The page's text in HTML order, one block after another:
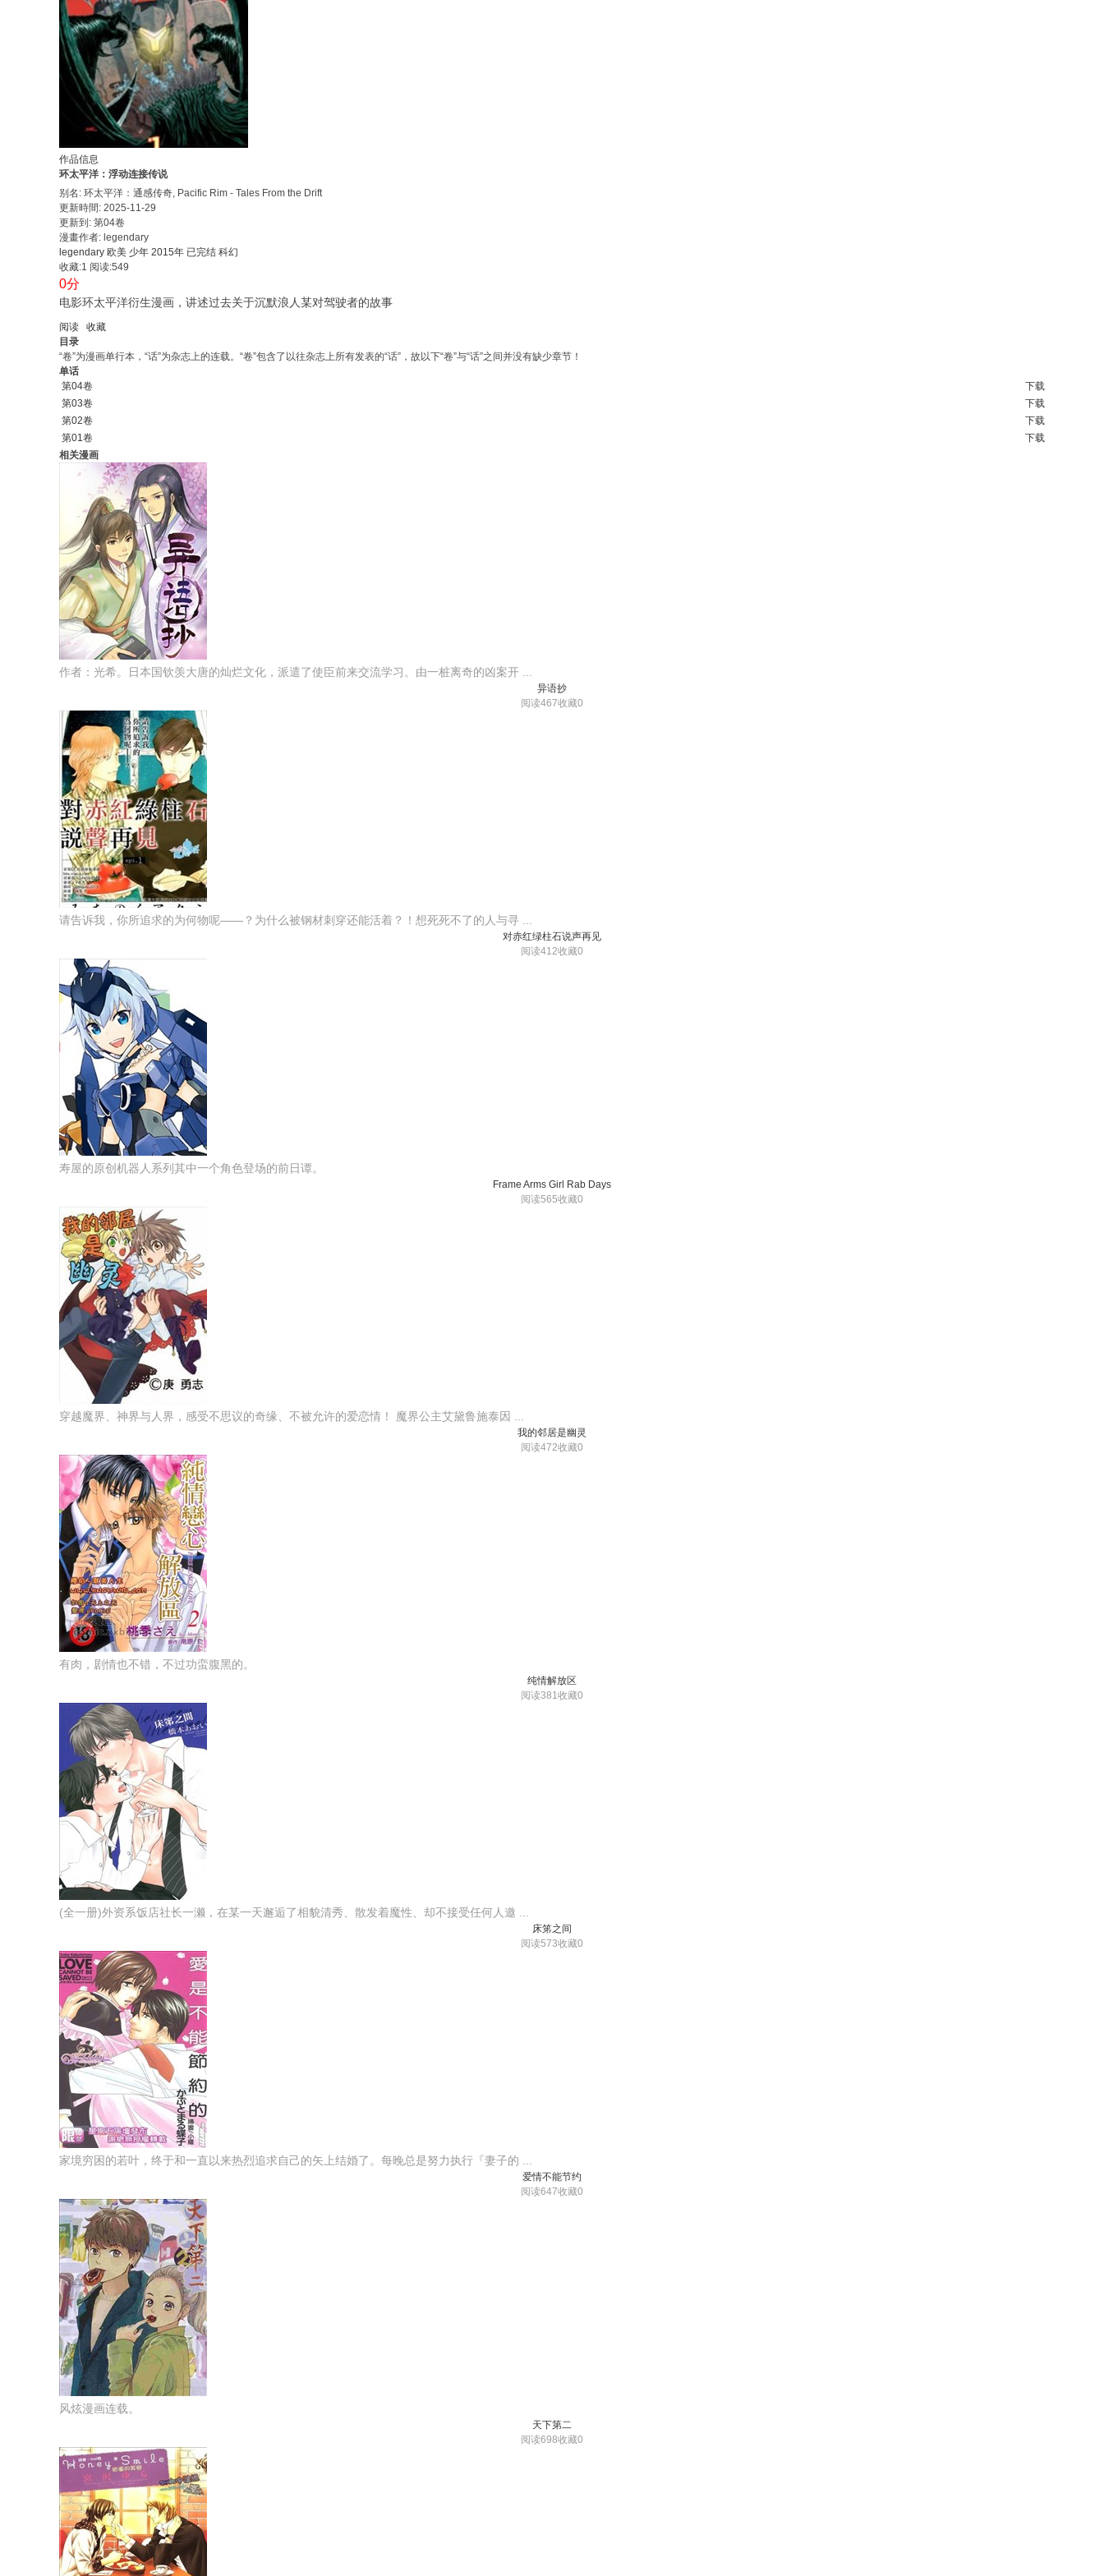
作品信息
环太平洋：浮动连接传说
别名: 环太平洋：通感传奇, Pacific Rim - Tales From the Drift
更新時間: 2025-11-29
更新到: 第04卷
漫畫作者: legendary
legendary 欧美 少年 2015年 已完结 科幻
收藏:1 阅读:549
0分
电影环太平洋衍生漫画，讲述过去关于沉默浪人某对驾驶者的故事
阅读
收藏
目录
“卷”为漫画单行本，“话”为杂志上的连载。“卷”包含了以往杂志上所有发表的“话”，故以下“卷”与“话”之间并没有缺少章节！
单话
第04卷
下载
第03卷
下载
第02卷
下载
第01卷
下载
相关漫画
作者：光希。日本国钦羡大唐的灿烂文化，派遣了使臣前来交流学习。由一桩离奇的凶案开 ...
异语抄
阅读467收藏0
请告诉我，你所追求的为何物呢——？为什么被钢材刺穿还能活着？！想死死不了的人与寻 ...
对赤红绿柱石说声再见
阅读412收藏0
寿屋的原创机器人系列其中一个角色登场的前日谭。
Frame Arms Girl Rab Days
阅读565收藏0
穿越魔界、神界与人界，感受不思议的奇缘、不被允许的爱恋情！ 魔界公主艾黛鲁施泰因 ...
我的邻居是幽灵
阅读472收藏0
有肉，剧情也不错，不过功蛮腹黑的。
纯情解放区
阅读381 收藏0
(全一册)外资系饭店社长一濑，在某一天邂逅了相貌清秀、散发着魔性、却不接受任何人邀 ...
床笫之间
阅读573收藏0
家境穷困的若叶，终于和一直以来热烈追求自己的矢上结婚了。每晚总是努力执行『妻子的 ...
爱情不能节约
阅读647收藏0
风炫漫画连载。
天下第二
阅读698收藏0